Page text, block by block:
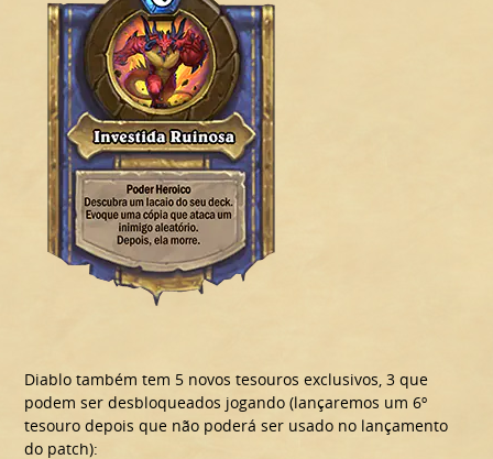
Diablo também tem 5 novos tesouros exclusivos, 3 que
podem ser desbloqueados jogando (lançaremos um 6º
tesouro depois que não poderá ser usado no lançamento
do patch):